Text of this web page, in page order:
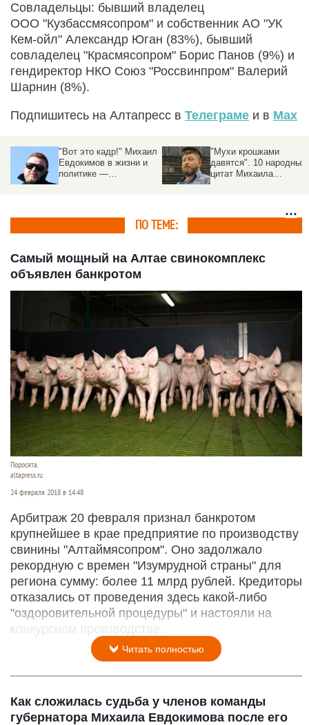
Совладельцы: бывший владелец
ООО "Кузбассмясопром" и собственник АО "УК
Кем-ойл" Александр Юган (83%), бывший
совладелец "Красмясопром" Борис Панов (9%) и
гендиректор НКО Союз "Россвинпром" Валерий
Шарнин (8%).
Подпишитесь на Алтапресс в Телеграме и в Max
"Мухи крошками
давятся". 10 народных
цитат Михаила
«Жизнь смешная».
губернатору и артисту
Михаилу Евдокимову
ПО ТЕМЕ:
Самый мощный на Алтае свинокомплекс
объявлен банкротом
Поросята.
altapress.ru
24 февраля 2018 в 14:48
Арбитраж 20 февраля признал банкротом
крупнейшее в крае предприятие по производству
свинины "Алтаймясопром". Оно задолжало
рекордную с времен "Изумрудной страны" для
региона сумму: более 11 млрд рублей. Кредиторы
отказались от проведения здесь какой-либо
"оздоровительной процедуры" и настояли на
конкурсном производстве.
Читать полностью
Как сложилась судьба у членов команды
губернатора Михаила Евдокимова после его